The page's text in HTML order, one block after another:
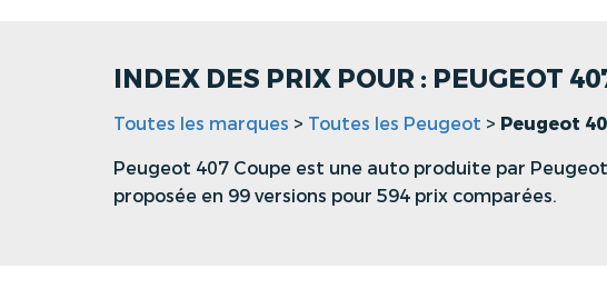
INDEX DES PRIX POUR : PEUGEOT
Toutes les marques > Toutes les Peugeot > Peugeot
Peugeot 407 Coupe est une auto produite par
proposée en 99 versions pour 594 prix comparées.